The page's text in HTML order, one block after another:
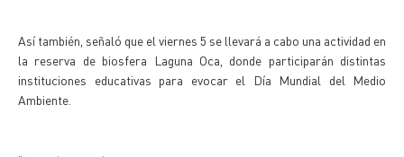
Así también, señaló que el viernes 5 se llevará a cabo una actividad en
la reserva de biosfera Laguna Oca, donde participarán distintas
instituciones educativas para evocar el Día Mundial del Medio
Ambiente.